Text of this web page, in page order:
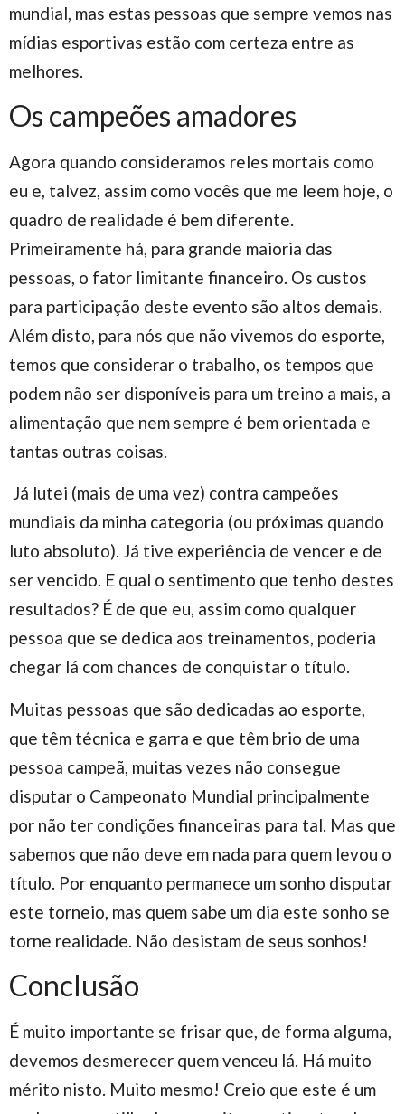
mundial, mas estas pessoas que sempre vemos nas
mídias esportivas estão com certeza entre as
melhores.
Os campeões amadores
Agora quando consideramos reles mortais como
eu e, talvez, assim como vocês que me leem hoje, o
quadro de realidade é bem diferente.
Primeiramente há, para grande maioria das
pessoas, o fator limitante financeiro. Os custos
para participação deste evento são altos demais.
Além disto, para nós que não vivemos do esporte,
temos que considerar o trabalho, os tempos que
podem não ser disponíveis para um treino a mais, a
alimentação que nem sempre é bem orientada e
tantas outras coisas.
Já lutei (mais de uma vez) contra campeões
mundiais da minha categoria (ou próximas quando
luto absoluto). Já tive experiência de vencer e de
ser vencido. E qual o sentimento que tenho destes
resultados? É de que eu, assim como qualquer
pessoa que se dedica aos treinamentos, poderia
chegar lá com chances de conquistar o título.
Muitas pessoas que são dedicadas ao esporte,
que têm técnica e garra e que têm brio de uma
pessoa campeã, muitas vezes não consegue
disputar o Campeonato Mundial principalmente
por não ter condições financeiras para tal. Mas que
sabemos que não deve em nada para quem levou o
título. Por enquanto permanece um sonho disputar
este torneio, mas quem sabe um dia este sonho se
torne realidade. Não desistam de seus sonhos!
Conclusão
É muito importante se frisar que, de forma alguma,
devemos desmerecer quem venceu lá. Há muito
mérito nisto. Muito mesmo! Creio que este é um